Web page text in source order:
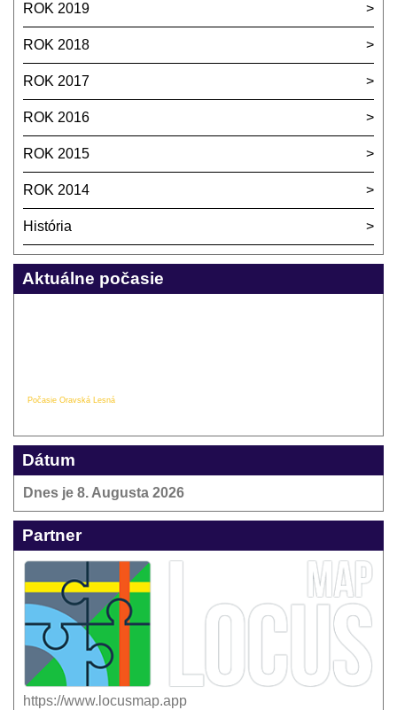
ROK 2019
ROK 2018
ROK 2017
ROK 2016
ROK 2015
ROK 2014
História
Aktuálne počasie
Počasie Oravská Lesná
Dátum
Dnes je 8. Augusta 2026
Partner
https://www.locusmap.app